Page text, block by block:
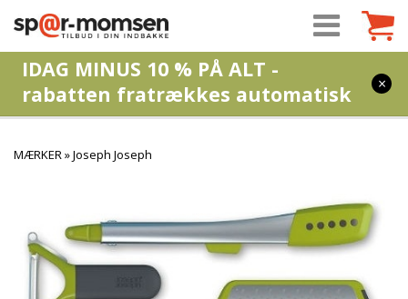
IDAG MINUS 10 % PÅ ALT -
rabatten fratrækkes automatisk
×
MÆRKER»Joseph Joseph